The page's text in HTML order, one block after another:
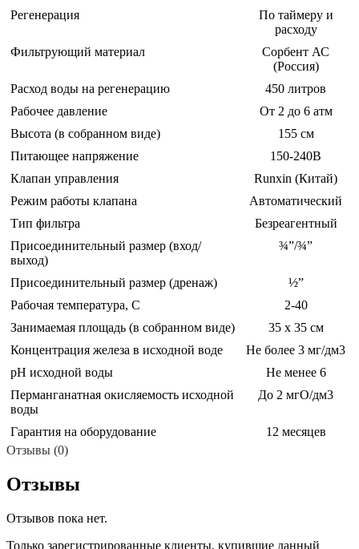
Регенерация
По таймеру и
расходу
Фильтрующий материал
Сорбент АС
(Россия)
Расход воды на регенерацию
450 литров
Рабочее давление
От 2 до 6 атм
Высота (в собранном виде)
155 см
Питающее напряжение
150-240В
Клапан управления
Runxin (Китай)
Режим работы клапана
Автоматический
Тип фильтра
Безреагентный
Присоединительный размер (вход/
выход)
¾”/¾”
Присоединительный размер (дренаж)
½”
Рабочая температура, С
2-40
Занимаемая площадь (в собранном виде)
35 х 35 см
Концентрация железа в исходной воде
Не более 3 мг/дм3
pH исходной воды
Не менее 6
Перманганатная окисляемость исходной
воды
До 2 мгО/дм3
Гарантия на оборудование
12 месяцев
Отзывы (0)
Отзывы
Отзывов пока нет.
Только зарегистрированные клиенты, купившие данный